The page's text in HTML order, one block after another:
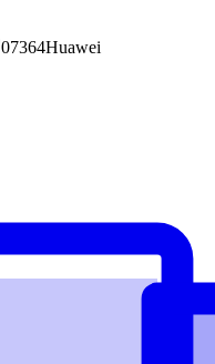
07364Huawei